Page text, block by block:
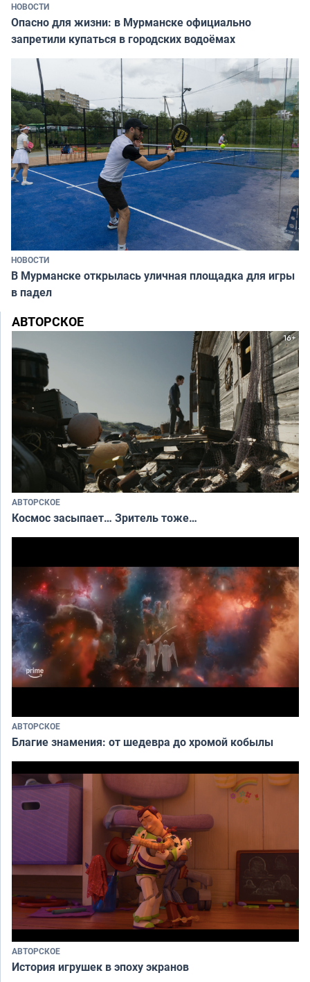
НОВОСТИ
Опасно для жизни: в Мурманске официально
запретили купаться в городских водоёмах
НОВОСТИ
В Мурманске открылась уличная площадка для игры
в падел
АВТОРСКОЕ
АВТОРСКОЕ
Космос засыпает… Зритель тоже…
АВТОРСКОЕ
Благие знамения: от шедевра до хромой кобылы
АВТОРСКОЕ
История игрушек в эпоху экранов